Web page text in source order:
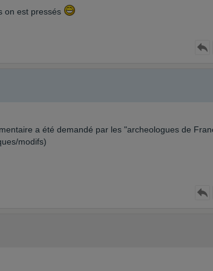
on est pressés
a été demandé par les "archeologues de
modifs)